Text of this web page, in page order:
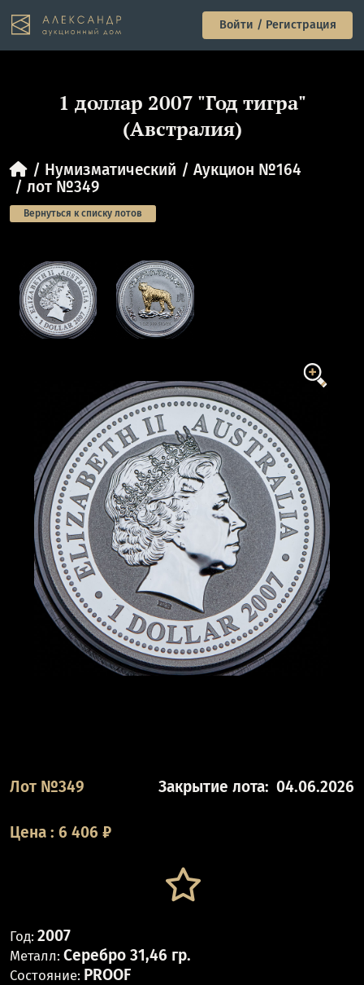
Войти / Регистрация
1 доллар 2007 "Год тигра"
(Австралия)
Нумизматический
Аукцион №164
лот №349
Вернуться к списку лотов
Лот №349 Закрытие лота: 04.06.2026
Цена : 6 406 ₽
Год: 2007
Металл: Серебро 31,46 гр.
Состояние: PROOF